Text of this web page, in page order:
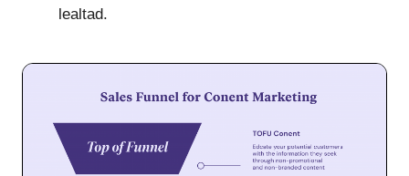
lealtad.